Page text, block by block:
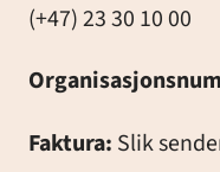
(+47) 23 30 10 00
Faktura: Slik